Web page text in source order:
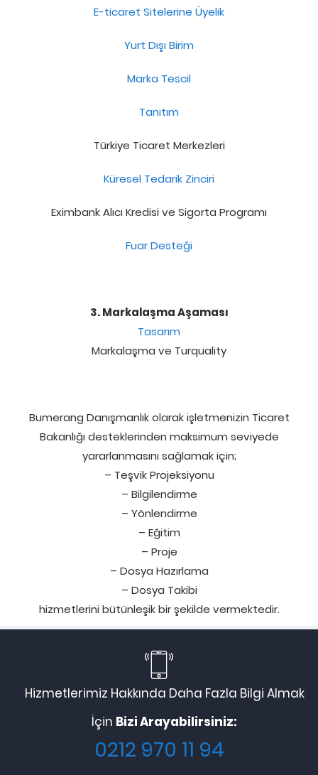
E-ticaret Sitelerine Üyelik
Yurt Dışı Birim
Marka Tescil
Tanıtım
Türkiye Ticaret Merkezleri
Küresel Tedarik Zinciri
Eximbank Alıcı Kredisi ve Sigorta Programı
Fuar Desteği
3. Markalaşma Aşaması
Tasarım
Markalaşma ve Turquality
Bumerang Danışmanlık olarak işletmenizin Ticaret
Bakanlığı desteklerinden maksimum seviyede
yararlanmasını sağlamak için;
– Teşvik Projeksiyonu
– Bilgilendirme
– Yönlendirme
– Eğitim
– Proje
– Dosya Hazırlama
– Dosya Takibi
hizmetlerini bütünleşik bir şekilde vermektedir.
Hizmetlerimiz Hakkında Daha Fazla Bilgi Almak
İçin Bizi Arayabilirsiniz:
0212 970 11 94